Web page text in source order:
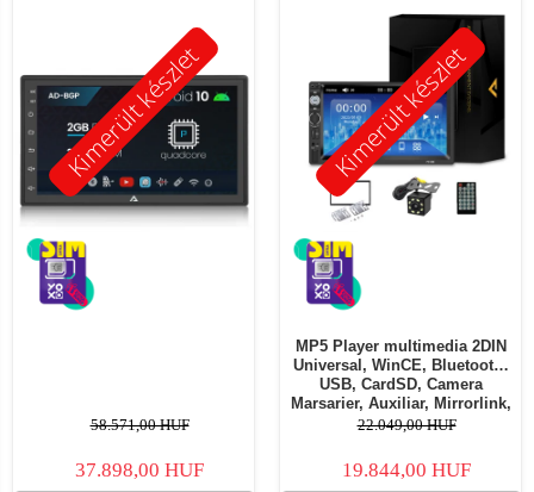
Kimerült készlet
58.571,00 HUF
37.898,00 HUF
Kimerült készlet
MP5 Player multimedia 2DIN
Universal, WinCE, Bluetooth,
USB, CardSD, Camera
Marsarier, Auxiliar, Mirrorlink,
Touchscreen, - AD-BGP7010b
22.049,00 HUF
19.844,00 HUF